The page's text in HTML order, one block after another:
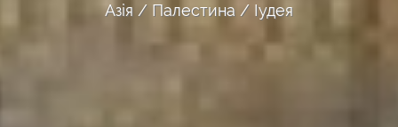
Азія Палестина Іудея